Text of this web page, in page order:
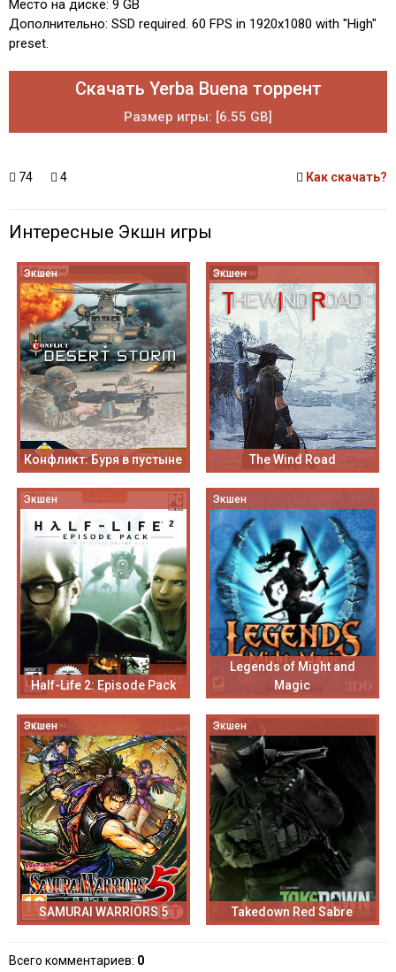
Место на диске: 9 GB
Дополнительно: SSD required. 60 FPS in 1920x1080 with "High"
preset.
Скачать Yerba Buena торрент
Размер игры: [6.55 GB]
74 4 Как скачать?
Интересные Экшн игры
Экшен
Конфликт: Буря в пустыне
Экшен
The Wind Road
Экшен
Half-Life 2: Episode Pack
Экшен
Legends of Might and
Magic
Экшен
SAMURAI WARRIORS 5
Экшен
Takedown Red Sabre
Всего комментариев: 0